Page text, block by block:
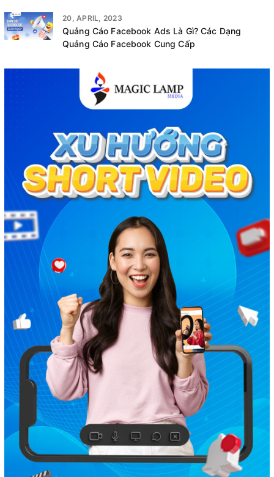
20, APRIL, 2023
Quảng Cáo Facebook Ads Là Gì? Các Dạng
Quảng Cáo Facebook Cung Cấp